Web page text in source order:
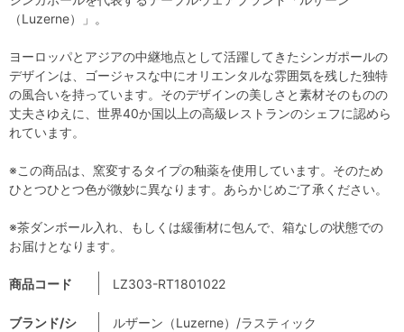
商品コード LZ303-RT1801022
ブランド/シ
ルザーン（Luzerne）/ラスティック
（Luzerne）」。
ヨーロッパとアジアの中継地点として活躍してきたシンガポールの
デザインは、ゴージャスな中にオリエンタルな雰囲気を残した独特
の風合いを持っています。そのデザインの美しさと素材そのものの
丈夫さゆえに、世界40か国以上の高級レストランのシェフに認めら
れています。
※この商品は、窯変するタイプの釉薬を使用しています。そのため
ひとつひとつ色が微妙に異なります。あらかじめご了承ください。
※茶ダンボール入れ、もしくは緩衝材に包んで、箱なしの状態での
お届けとなります。